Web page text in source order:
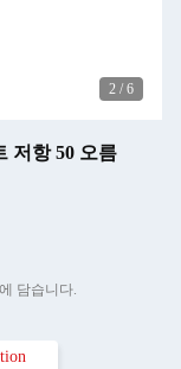
2 / 6
저항 50 오름
담습니다.